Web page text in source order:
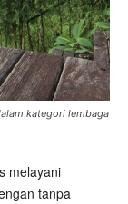
kategori lembaga
melayani
tanpa